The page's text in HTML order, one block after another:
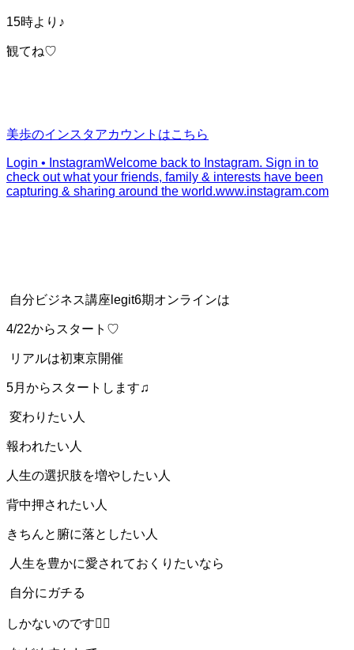
15時より♪
観てね♡
美歩のインスタアカウントはこちら
Login • InstagramWelcome back to Instagram. Sign in to
check out what your friends, family & interests have been
capturing & sharing around the world.www.instagram.com
自分ビジネス講座legit6期オンラインは
4/22からスタート♡
リアルは初東京開催
5月からスタートします♫
変わりたい人
報われたい人
人生の選択肢を増やしたい人
背中押されたい人
きちんと腑に落としたい人
人生を豊かに愛されておくりたいなら
自分にガチる
しかないのです❤️‍🔥